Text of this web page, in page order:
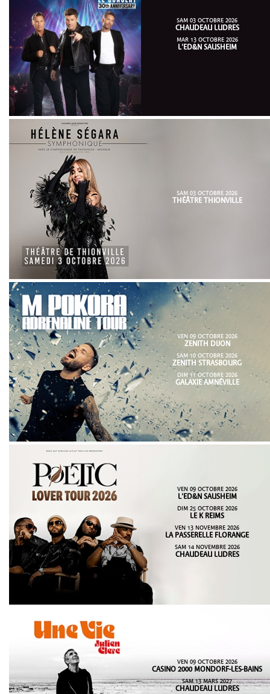
SAM 03 OCTOBRE 2026
CHAUDEAU LUDRES
MAR 13 OCTOBRE 2026
L'ED&N SAUSHEIM
SAM 03 OCTOBRE 2026
THÉÂTRE THIONVILLE
VEN 09 OCTOBRE 2026
ZENITH DIJON
SAM 10 OCTOBRE 2026
ZENITH STRASBOURG
DIM 11 OCTOBRE 2026
GALAXIE AMNÉVILLE
VEN 09 OCTOBRE 2026
L'ED&N SAUSHEIM
DIM 25 OCTOBRE 2026
LE K REIMS
VEN 13 NOVEMBRE 2026
LA PASSERELLE FLORANGE
SAM 14 NOVEMBRE 2026
CHAUDEAU LUDRES
VEN 09 OCTOBRE 2026
CASINO 2000 MONDORF-LES-BAINS
SAM 13 MARS 2027
CHAUDEAU LUDRES